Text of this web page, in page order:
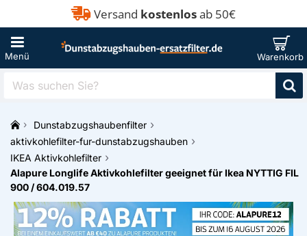
Versand kostenlosab 50€
Was
m
e
Dunstabzugshaubenfilter
aktivkohlefilter-fur-dunstabzugshauben
IKEA Aktivkohlefilter
Alapure Longlife Aktivkohlefilter geeignet für Ikea NYTTIG FIL
900 / 604.019.57